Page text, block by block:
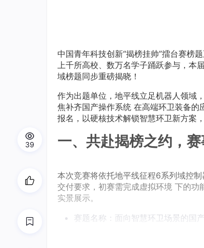
中国青年科技创新“揭榜挂帅”擂台赛榜
上千所高校、数万名学子踊跃参与，本
域榜题同步重磅揭晓！
作为出题单位，地平线立足机器人领域
焦补齐国产操作系统 在高端环卫装备
报名，以硬核技术解锁智慧环卫新方案
一、共赴揭榜之约，
本次竞赛将依托地平线征程6系列域控
交付要求，初赛需完成虚拟环境 下的
实景展示。
赛题名称：面向智慧环卫场景的国
39